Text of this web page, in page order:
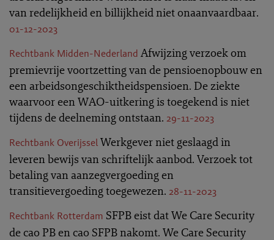
van redelijkheid en billijkheid niet onaanvaardbaar.
01-12-2023
Rechtbank Midden-Nederland Afwijzing verzoek om
premievrije voortzetting van de pensioenopbouw en
een arbeidsongeschiktheidspensioen. De ziekte
waarvoor een WAO-uitkering is toegekend is niet
tijdens de deelneming ontstaan. 29-11-2023
Rechtbank OverijsselWerkgever niet geslaagd in
leveren bewijs van schriftelijk aanbod. Verzoek tot
betaling van aanzegvergoeding en
transitievergoeding toegewezen. 28-11-2023
Rechtbank Rotterdam SFPB eist dat We Care Security
de cao PB en cao SFPB nakomt. We Care Security